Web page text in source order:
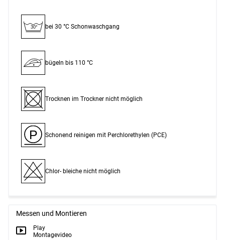
30° bei 30 °C Schon­waschgang
bügeln bis 110 °C
Trocknen im Trockner nicht möglich
P Schonend reinigen mit Perchlor­ethylen (PCE)
Chlor- bleiche nicht möglich
Messen und Montieren
Play
Montagevideo